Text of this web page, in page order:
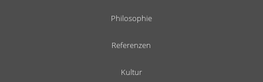
Philosophie
Referenzen
Kultur